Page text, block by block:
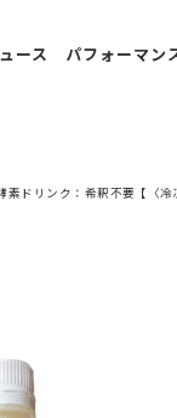
ース
パ
定
パフォーマン
飲むプロテ
素ドリンク：希釈不要【〈冷